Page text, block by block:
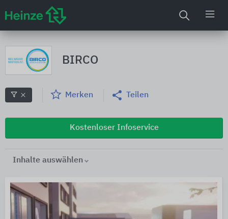
BIRCO
Merken Teilen
Kostenloser Infoservice
Inhalte auswählen